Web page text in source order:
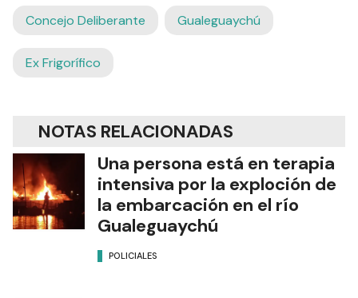
Concejo Deliberante Gualeguaychú
Ex Frigorífico
NOTAS RELACIONADAS
Una persona está en terapia
intensiva por la exploción de
la embarcación en el río
Gualeguaychú
POLICIALES